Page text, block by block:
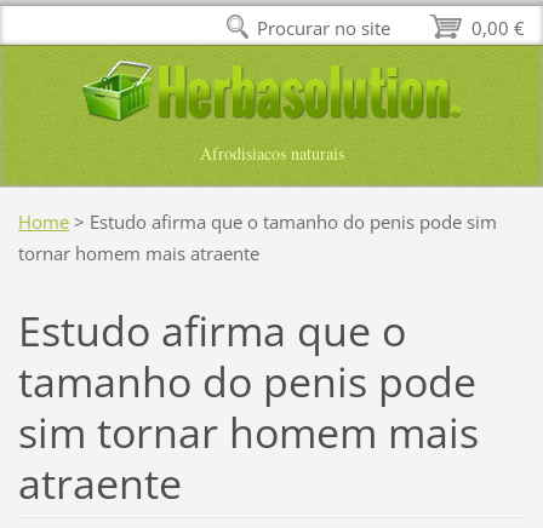
Afrodisiacos naturais
Home > Estudo afirma que o tamanho do penis pode sim
tornar homem mais atraente
Estudo afirma que o
tamanho do penis pode
sim tornar homem mais
atraente
0,00 €
Procurar no site